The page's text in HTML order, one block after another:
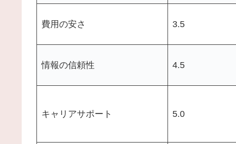
費用の安さ 3.5
情報の信頼性 4.5
キャリアサポート 5.0